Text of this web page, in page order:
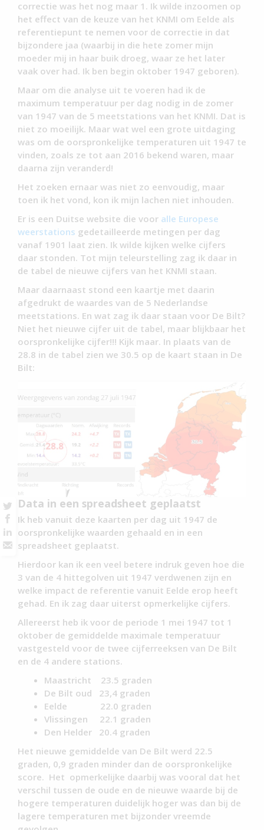
correctie was het nog maar 1. Ik wilde inzoomen op
het effect van de keuze van het KNMI om Eelde als
referentiepunt te nemen voor de correctie in dat
bijzondere jaa (waarbij in die hete zomer mijn
moeder mij in haar buik droeg, waar ze het later
vaak over had. Ik ben begin oktober 1947 geboren).
Maar om die analyse uit te voeren had ik de
maximum temperatuur per dag nodig in de zomer
van 1947 van de 5 meetstations van het KNMI. Dat is
niet zo moeilijk. Maar wat wel een grote uitdaging
was om de oorspronkelijke temperaturen uit 1947 te
vinden, zoals ze tot aan 2016 bekend waren, maar
daarna zijn veranderd!
Het zoeken ernaar was niet zo eenvoudig, maar
toen ik het vond, kon ik mijn lachen niet inhouden.
Er is een Duitse website die voor alle Europese
weerstations gedetailleerde metingen per dag
vanaf 1901 laat zien. Ik wilde kijken welke cijfers
daar stonden. Tot mijn teleurstelling zag ik daar in
de tabel de nieuwe cijfers van het KNMI staan.
Maar daarnaast stond een kaartje met daarin
afgedrukt de waardes van de 5 Nederlandse
meetstations. En wat zag ik daar staan voor De Bilt?
Niet het nieuwe cijfer uit de tabel, maar blijkbaar het
oorspronkelijke cijfer!!! Kijk maar. In plaats van de
28.8 in de tabel zien we 30.5 op de kaart staan in De
Bilt:
Data in een spreadsheet geplaatst
Ik heb vanuit deze kaarten per dag uit 1947 de
oorspronkelijke waarden gehaald en in een
spreadsheet geplaatst.
Hierdoor kan ik een veel betere indruk geven hoe die
3 van de 4 hittegolven uit 1947 verdwenen zijn en
welke impact de referentie vanuit Eelde erop heeft
gehad. En ik zag daar uiterst opmerkelijke cijfers.
Allereerst heb ik voor de periode 1 mei 1947 tot 1
oktober de gemiddelde maximale temperatuur
vastgesteld voor de twee cijferreeksen van De Bilt
en de 4 andere stations.
Maastricht 23.5 graden
De Bilt oud 23,4 graden
Eelde 22.0 graden
Vlissingen 22.1 graden
Den Helder 20.4 graden
Het nieuwe gemiddelde van De Bilt werd 22.5
graden, 0,9 graden minder dan de oorspronkelijke
score. Het opmerkelijke daarbij was vooral dat het
verschil tussen de oude en de nieuwe waarde bij de
hogere temperaturen duidelijk hoger was dan bij de
lagere temperaturen met bijzonder vreemde